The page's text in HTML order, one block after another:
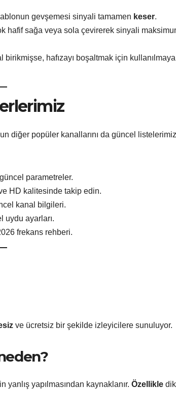
gevşemesi sinyali tamamen keser.
hafif sağa veya sola çevirerek sinyali
birikmişse, hafızayı boşaltmak için
diğer popüler kanallarını da güncel
parametreler.
HD kalitesinde takip edin.
kanal bilgileri.
uydu ayarları.
frekans rehberi.
ve ücretsiz bir şekilde izleyicilere sunuluyor.
yanlış yapılmasından kaynaklanır. Özellikle